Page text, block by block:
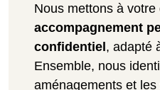
Nous mettons à votre
accompagnement
confidentiel , adapté
Ensemble, nous
aménagements et